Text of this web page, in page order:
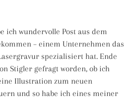
ich wundervolle Post aus dem
– einem Unternehmen das
spezialisiert hat. Ende
Stigler gefragt worden, ob ich
Illustration zum neuen
und so habe ich eines meiner